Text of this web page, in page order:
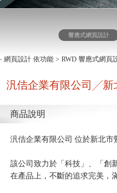
響應式網頁設計
‧網頁設計 依功能 >RWD 響應式網頁
汎佶企業有限公司╱新
商品說明
汎佶企業有限公司 位於新北市
該公司致力於「科技」、「創
在產品上，不斷的追求完美，